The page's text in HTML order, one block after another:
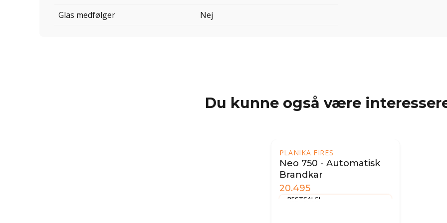
Glas medfølger
Nej
Du kunne også være
PLANIKA FIRES
Neo 750 - Automatisk
Brandkar
20.495
RESTSALG!